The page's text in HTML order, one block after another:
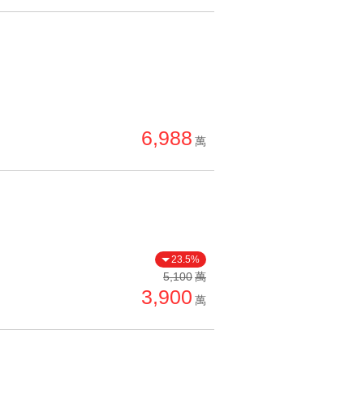
6,988 萬
23.5%
5,100萬
3,900 萬